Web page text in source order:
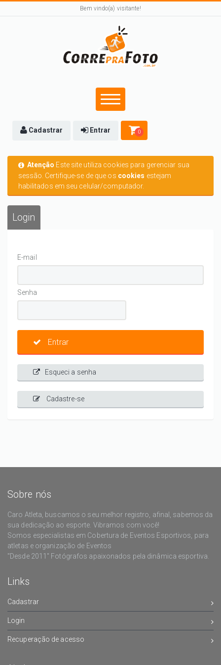
Bem vindo(a) visitante!
Cadastrar Entrar 0
Atenção Este site utiliza cookies para gerenciar sua
sessão. Certifique-se de que os cookies estejam
habilitados em seu celular/computador.
Login
E-mail
Senha
Entrar
Esqueci a senha
Cadastre-se
Sobre nós
Caro Atleta, buscamos o seu melhor registro, afinal, sabemos da
sua dedicação ao esporte. Vibramos com você!
Somos especialistas em Cobertura de Eventos Esportivos, para
atletas e organização de Eventos
"Desde 2011" Fotógrafos apaixonados pela dinâmica esportiva.
Links
Cadastrar
Login
Recuperação de acesso